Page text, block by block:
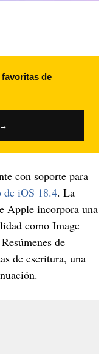
de
con soporte para
de iOS 18.4. La
Apple incorpora una
como Image
de
de escritura, una